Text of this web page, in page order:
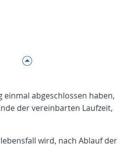
einmal abgeschlossen haben,
der vereinbarten Laufzeit,
wird, nach Ablauf der